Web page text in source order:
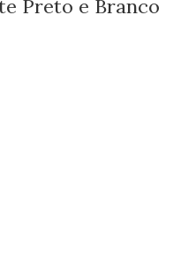
Preto e Branco